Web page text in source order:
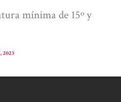
mínima de 15º y
2023